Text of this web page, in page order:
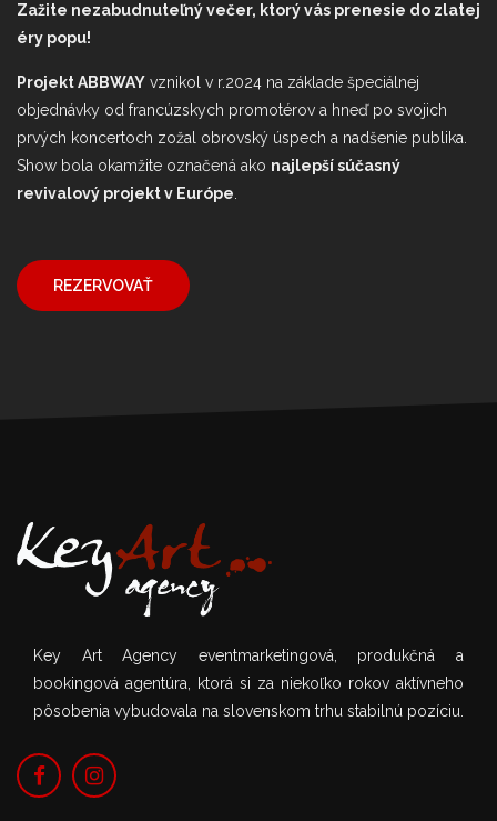
Zažite nezabudnuteľný večer, ktorý vás prenesie do zlatej
éry popu!
Projekt ABBWAY vznikol v r.2024 na základe špeciálnej
objednávky od francúzskych promotérov a hneď po svojich
prvých koncertoch zožal obrovský úspech a nadšenie publika.
Show bola okamžite označená ako najlepší súčasný
revivalový projekt v Európe
REZERVOVAŤ
Key Art Agency eventmarketingová, produkčná a
bookingová agentúra, ktorá si za niekoľko rokov aktívneho
pôsobenia vybudovala na slovenskom trhu stabilnú pozíciu.